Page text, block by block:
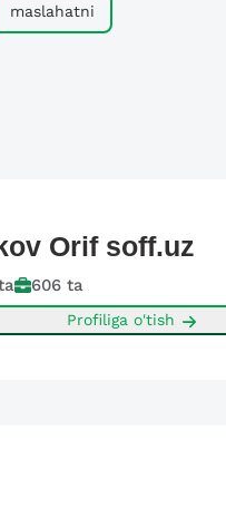
maslahatni
Orif soff.uz
606 ta
Profiliga o'tish